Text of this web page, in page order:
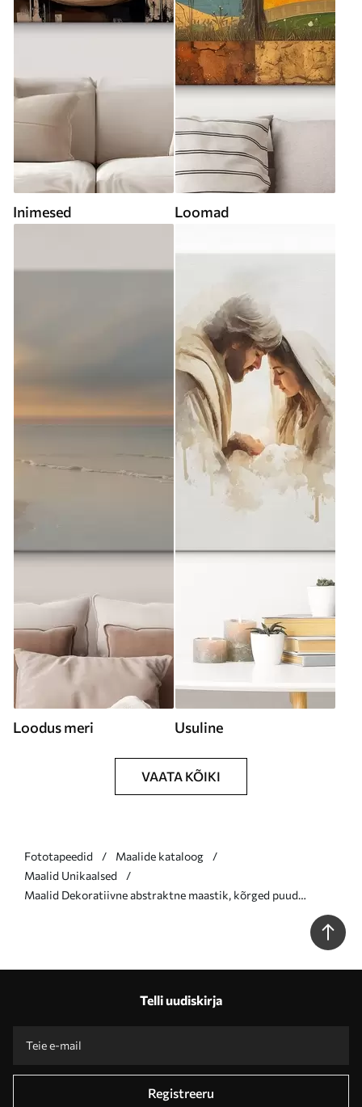
Inimesed Loomad
Loodus meri Usuline
VAATA KÕIKI
Fototapeedid
Maalide kataloog
Maalid Unikaalsed
Maalid Dekoratiivne abstraktne maastik, kõrged puud
Telli uudiskirja
Registreeru